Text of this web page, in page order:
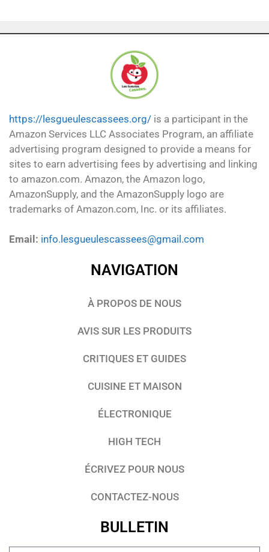
https://lesgueulescassees.org/ is a participant in the
Amazon Services LLC Associates Program, an affiliate
advertising program designed to provide a means for
sites to earn advertising fees by advertising and linking
to amazon.com. Amazon, the Amazon logo,
AmazonSupply, and the AmazonSupply logo are
trademarks of Amazon.com, Inc. or its affiliates.
Email: info.lesgueulescassees@gmail.com
NAVIGATION
À PROPOS DE NOUS
AVIS SUR LES PRODUITS
CRITIQUES ET GUIDES
CUISINE ET MAISON
ÉLECTRONIQUE
HIGH TECH
ÉCRIVEZ POUR NOUS
CONTACTEZ-NOUS
BULLETIN